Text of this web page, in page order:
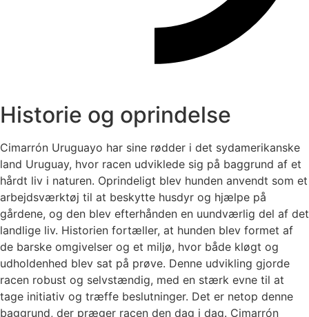
Historie og oprindelse
Cimarrón Uruguayo har sine rødder i det sydamerikanske
land Uruguay, hvor racen udviklede sig på baggrund af et
hårdt liv i naturen. Oprindeligt blev hunden anvendt som et
arbejdsværktøj til at beskytte husdyr og hjælpe på
gårdene, og den blev efterhånden en uundværlig del af det
landlige liv. Historien fortæller, at hunden blev formet af
de barske omgivelser og et miljø, hvor både kløgt og
udholdenhed blev sat på prøve. Denne udvikling gjorde
racen robust og selvstændig, med en stærk evne til at
tage initiativ og træffe beslutninger. Det er netop denne
baggrund, der præger racen den dag i dag. Cimarrón